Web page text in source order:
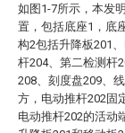
如图1-7所示，本发
置，包括底座1，底
构2包括升降板201
杆204、第二检测杆
208、刻度盘209、
方，电动推杆202固
电动推杆202的活动